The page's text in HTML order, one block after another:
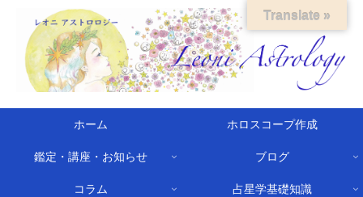
ホーム ホロスコープ作成
鑑定・講座・お知らせ ブログ
コラム 占星学基礎知識
Translate »